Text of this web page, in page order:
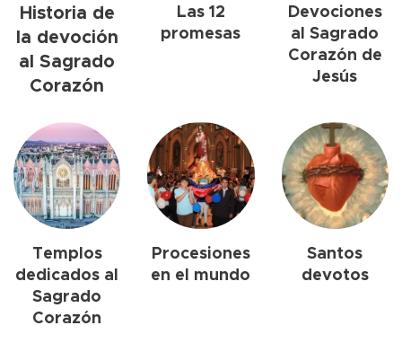
Historia de
la devoción
al Sagrado
Corazón
Las 12
promesas
Devociones
al Sagrado
Corazón de
Jesús
Templos
dedicados al
Sagrado
Corazón
Procesiones
en el mundo
Santos
devotos